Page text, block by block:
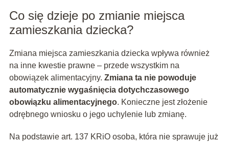
Co się dzieje po zmianie miejsca
zamieszkania dziecka?
Zmiana miejsca zamieszkania dziecka wpływa również
na inne kwestie prawne – przede wszystkim na
obowiązek alimentacyjny. Zmiana ta nie powoduje
automatycznie wygaśnięcia dotychczasowego
obowiązku alimentacyjnego. Konieczne jest złożenie
odrębnego wniosku o jego uchylenie lub zmianę.
Na podstawie art. 137 KRiO osoba, która nie sprawuje już